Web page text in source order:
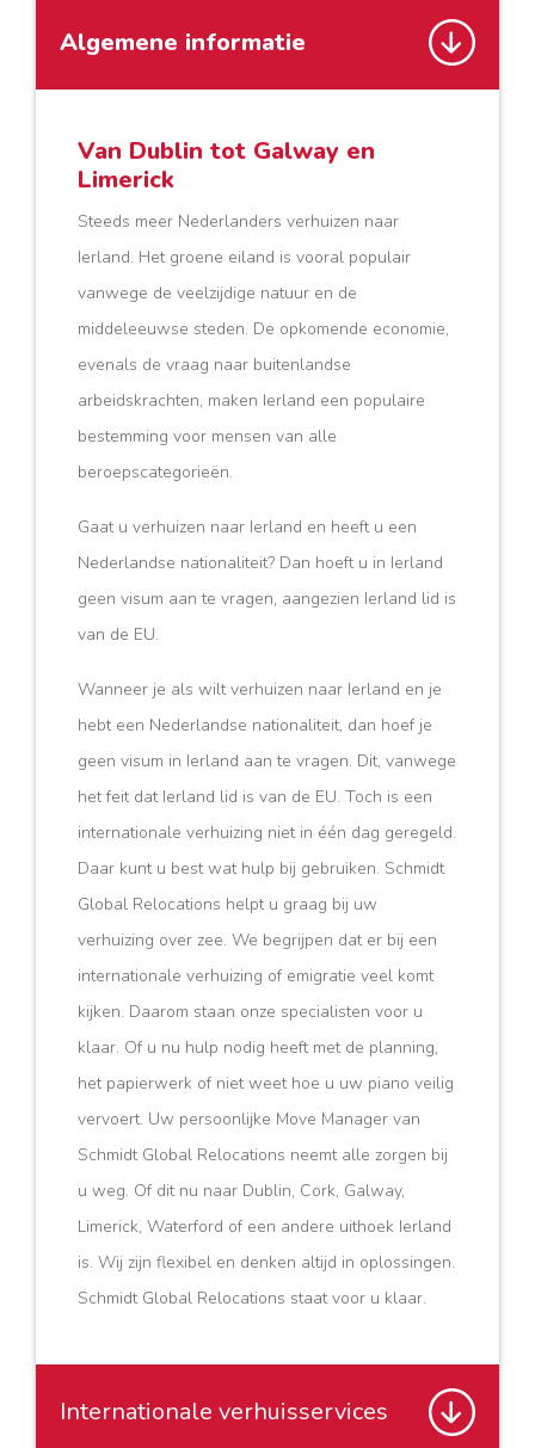
Algemene informatie
Van Dublin tot Galway en
Limerick
Steeds meer Nederlanders verhuizen naar
Ierland. Het groene eiland is vooral populair
vanwege de veelzijdige natuur en de
middeleeuwse steden. De opkomende economie,
evenals de vraag naar buitenlandse
arbeidskrachten, maken Ierland een populaire
bestemming voor mensen van alle
beroepscategorieën.
Gaat u verhuizen naar Ierland en heeft u een
Nederlandse nationaliteit? Dan hoeft u in Ierland
geen visum aan te vragen, aangezien Ierland lid is
van de EU.
Wanneer je als wilt verhuizen naar Ierland en je
hebt een Nederlandse nationaliteit, dan hoef je
geen visum in Ierland aan te vragen. Dit, vanwege
het feit dat Ierland lid is van de EU. Toch is een
internationale verhuizing niet in één dag geregeld.
Daar kunt u best wat hulp bij gebruiken. Schmidt
Global Relocations helpt u graag bij uw
verhuizing over zee. We begrijpen dat er bij een
internationale verhuizing of emigratie veel komt
kijken. Daarom staan onze specialisten voor u
klaar. Of u nu hulp nodig heeft met de planning,
het papierwerk of niet weet hoe u uw piano veilig
vervoert. Uw persoonlijke Move Manager van
Schmidt Global Relocations neemt alle zorgen bij
u weg. Of dit nu naar Dublin, Cork, Galway,
Limerick, Waterford of een andere uithoek Ierland
is. Wij zijn flexibel en denken altijd in oplossingen.
Schmidt Global Relocations staat voor u klaar.
Internationale verhuisservices